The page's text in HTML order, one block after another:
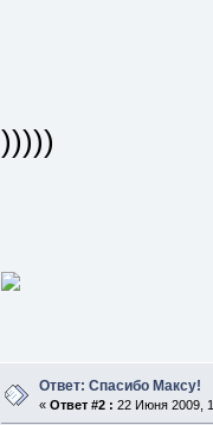
)))))
Ответ: Спасибо Максу!
« Ответ #2 : 22 Июня 2009,